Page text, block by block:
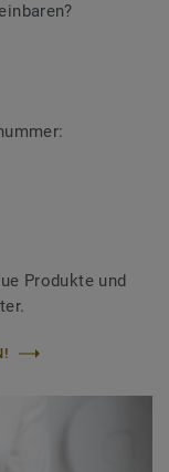
Produkte und